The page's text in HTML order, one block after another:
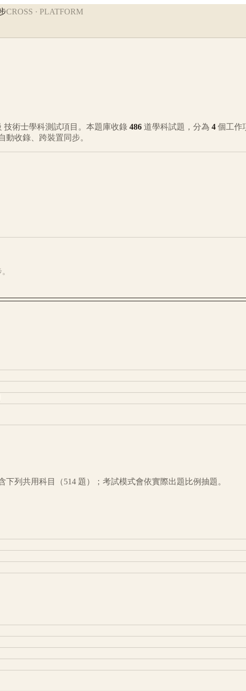
CROSS · PLATFORM
技術士學科測試項目。本題庫收錄 486 道學科試題，分為 4 個工作
動收錄、跨裝置同步。
下列共用科目（514 題）；考試模式會依實際出題比例抽題。